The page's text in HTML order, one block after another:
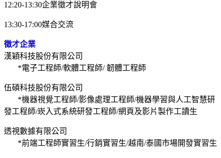
12:20-13:30企業徵才說明會
13:30-17:00媒合交流
徵才企業
漢穎科技股份有限公司
*電子工程師/軟體工程師/ 韌體工程師
伍碩科技股份有限公司
*機器視覺工程師/影像處理工程師/機器學習與人工智慧研
發工程師/崁入式系統研發工程師/網頁及影片製作工讀生
透視數據有限公司
*前端工程師實習生/行銷實習生/越南/泰國市場開發實習生